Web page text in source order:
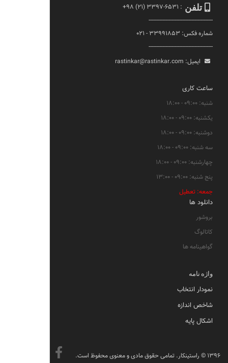
تلفن : +۹۸ (۲۱) ۳۳۹۷-۶۵۳۱
------------------------------------------
شماره فکس: ۳۳۹۹۱۸۵۳ - ۰۲۱
------------------------------------------
ایمیل: rastinkar@rastinkar.com
ساعت کاری
شنبه: ۰۹:۰۰ - ۱۸:۰۰
یکشنبه: ۰۹:۰۰ - ۱۸:۰۰
دوشنبه: ۰۹:۰۰ - ۱۸:۰۰
سه شنبه: ۰۹:۰۰ - ۱۸:۰۰
چهارشنبه: ۰۹:۰۰ - ۱۸:۰۰
پنج شنبه: ۰۹:۰۰ - ۱۳:۰۰
جمعه: تعطیل
دانلود ها
بروشور
کاتالوگ
گواهینامه ها
واژه نامه
نمودار انتخاب
شاخص اندازه
اشکال پایه
۱۳۹۶ © راستینکار. تمامی حقوق مادی و معنوی محفوظ است.